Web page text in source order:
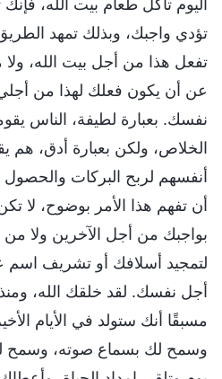
تؤدي واجبك، وبذلك تمهد
تفعل هذا من أجل بيت الله،
عن أن يكون فعلك لهذا من
نفسك. بعبارة لطيفة، الناس
الخلاص، ولكن بعبارة أدق، هم
أنفسهم لربح البركات
أن تفهم هذا الأمر بوضوح، لا
بواجبك من أجل الآخرين ولا من
لتمجيد أسلافك أو تشريف اسم
أجل نفسك. لقد خلقك الله،
مسبقًا أنك ستولد في الأيام
وسمح لك بسماع صوته، وسمح